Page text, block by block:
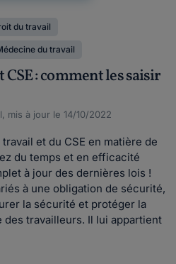
du travail
du travail
: comment les saisir
mis à jour le 14/10/2022
et du CSE en matière de
du temps et en efficacité
à jour des dernières lois !
à une obligation de sécurité,
la sécurité et protéger la
des travailleurs. Il lui appartient